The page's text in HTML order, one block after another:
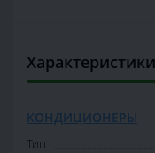
Характеристики
КОНДИЦИОНЕРЫ
Тип